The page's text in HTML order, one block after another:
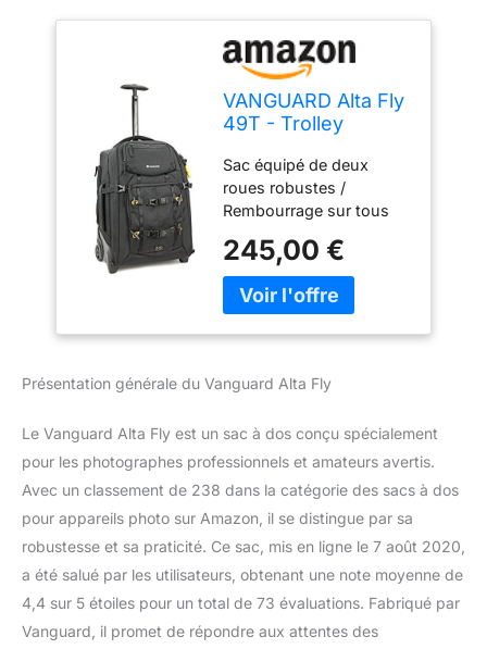
VANGUARD Alta Fly
49T - Trolley
pour Appareil Photo
Sac équipé de deux
roues robustes /
Rembourrage sur tous
sécurisées et amovibles
pour documents de
voyage, portefeuille, etc.
connecteurs pour tous
boucle de sécurité /
Bagage classique : il
suffit de retirer le
l’intérieur Equilibre
optimal avec système de
transport pour trépied /
ALTA LINK : connecteur
245,00 €
Présentation générale du Vanguard Alta Fly
Le Vanguard Alta Fly est un sac à dos conçu spécialement
pour les photographes professionnels et amateurs avertis.
Avec un classement de 238 dans la catégorie des sacs à dos
pour appareils photo sur Amazon, il se distingue par sa
robustesse et sa praticité. Ce sac, mis en ligne le 7 août 2020,
a été salué par les utilisateurs, obtenant une note moyenne de
4,4 sur 5 étoiles pour un total de 73 évaluations. Fabriqué par
Vanguard, il promet de répondre aux attentes des